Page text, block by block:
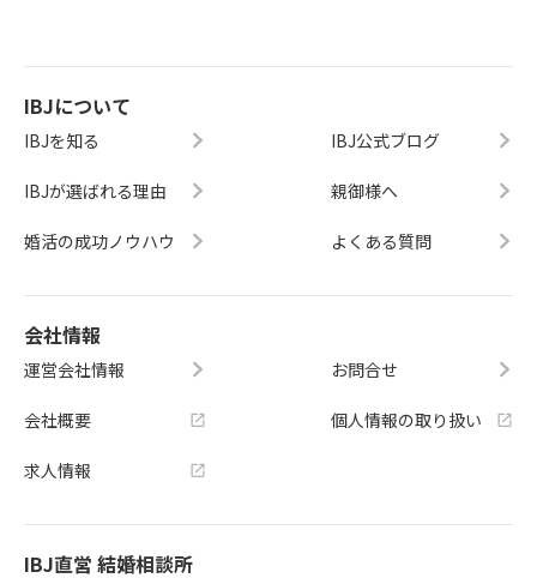
IBJについて
IBJを知る
IBJが選ばれる理由
婚活の成功ノウハウ
IBJ公式ブログ
親御様へ
よくある質問
会社情報
運営会社情報
会社概要
求人情報
お問合せ
個人情報の取り扱い
IBJ直営 結婚相談所